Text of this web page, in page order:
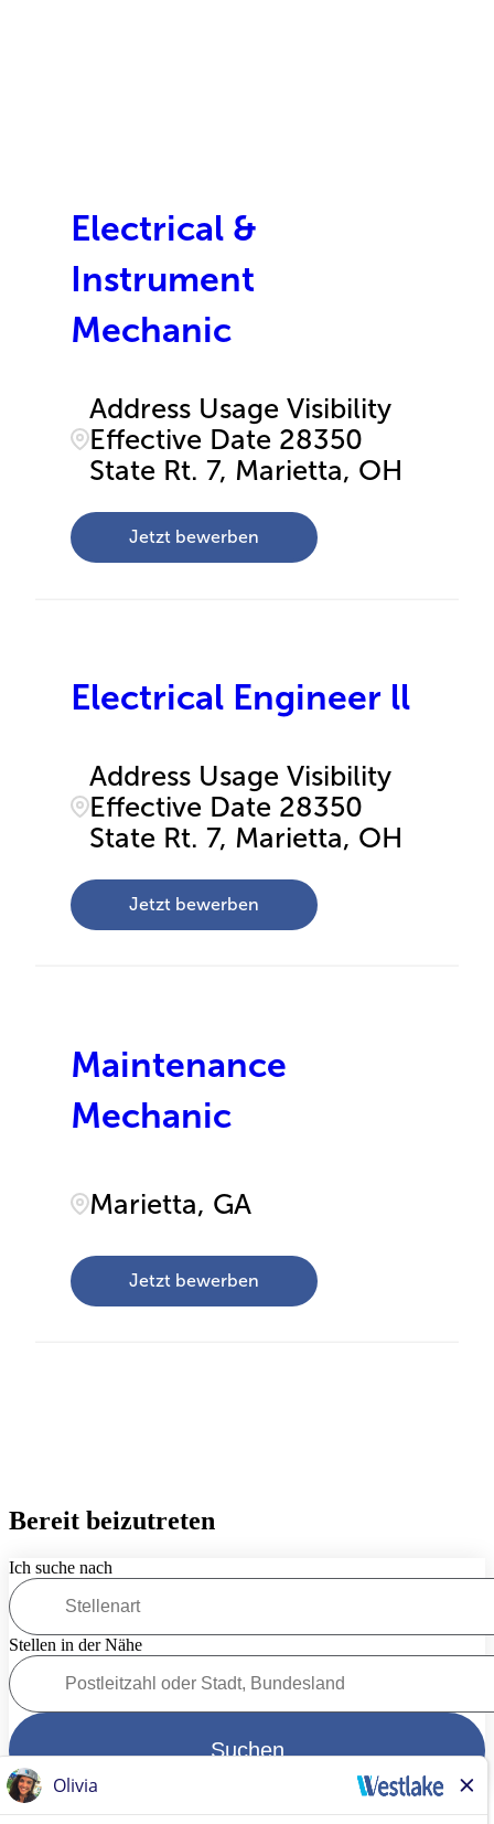
Electrical &
Instrument
Mechanic
Address Usage Visibility
Effective Date 28350
State Rt. 7, Marietta, OH
Jetzt bewerben
Electrical Engineer ll
Address Usage Visibility
Effective Date 28350
State Rt. 7, Marietta, OH
Jetzt bewerben
Maintenance
Mechanic
Marietta, GA
Jetzt bewerben
Bereit beizutreten
Ich suche nach
Stellen in der Nähe
Suchen